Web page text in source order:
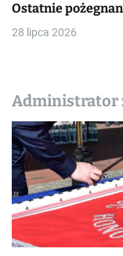
Ostatnie
28 lipca 2026
Administrator